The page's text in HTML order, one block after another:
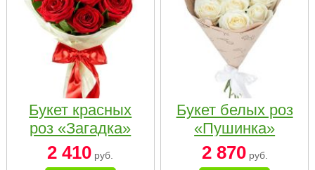
Букет красных
роз «Загадка»
2 410 руб.
Букет белых роз
«Пушинка»
2 870руб.